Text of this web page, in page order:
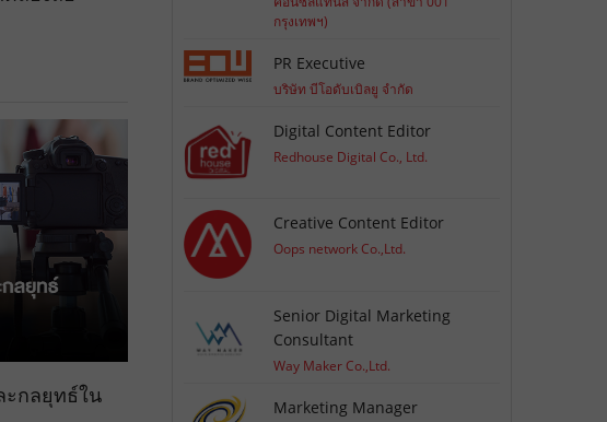
ะกลยุทธ์ใน
กรุงเทพฯ)
PR Executive
บริษัท บีโอดับเบิลยู จำกัด
Digital Content Editor
Redhouse Digital Co., Ltd.
Creative Content Editor
Oops network Co.,Ltd.
Senior Digital Marketing
Consultant
Way Maker Co.,Ltd.
Marketing Manager